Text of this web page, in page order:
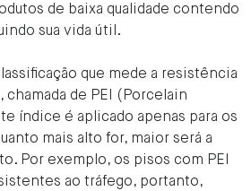
de baixa qualidade contendo
sua vida útil.
que mede a resistência
chamada de PEI (Porcelain
índice é aplicado apenas para os
mais alto for, maior será a
Por exemplo, os pisos com PEI
ao tráfego, portanto,